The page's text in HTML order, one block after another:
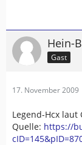
Hein-
Gast
17. November 2009
Legend-Hcx laut
Quelle: https://